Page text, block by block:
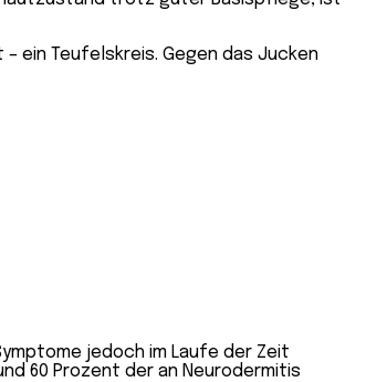
ein Teufelskreis. Gegen das Jucken
jedoch im Laufe der Zeit
60 Prozent der an Neurodermitis